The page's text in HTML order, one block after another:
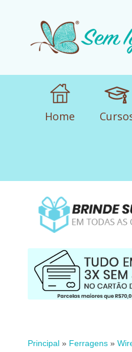
Home
Principal » Ferragens »